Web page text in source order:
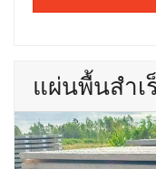
แผ่นพื้นสำเ